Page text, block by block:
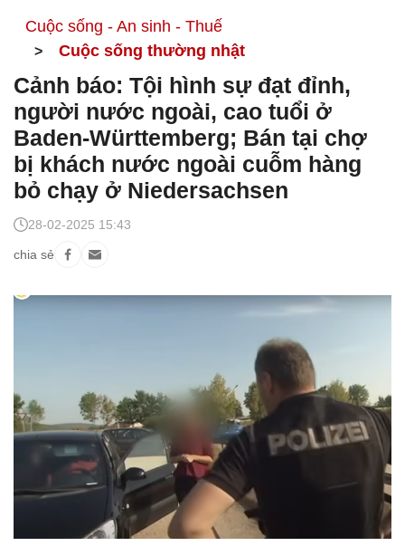
Cuộc sống - An sinh - Thuế
Cuộc sống thường nhật
Cảnh báo: Tội hình sự đạt đỉnh,
người nước ngoài, cao tuổi ở
Baden-Württemberg; Bán tại chợ
bị khách nước ngoài cuỗm hàng
bỏ chạy ở Niedersachsen
chia sẻ
28-02-2025 15:43